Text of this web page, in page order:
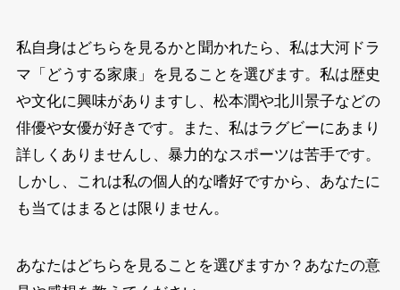
私自身はどちらを見るかと聞かれたら、私は大河ドラ
マ「どうする家康」を見ることを選びます。私は歴史
や文化に興味がありますし、松本潤や北川景子などの
俳優や女優が好きです。また、私はラグビーにあまり
詳しくありませんし、暴力的なスポーツは苦手です。
しかし、これは私の個人的な嗜好ですから、あなたに
も当てはまるとは限りません。
あなたはどちらを見ることを選びますか？あなたの意